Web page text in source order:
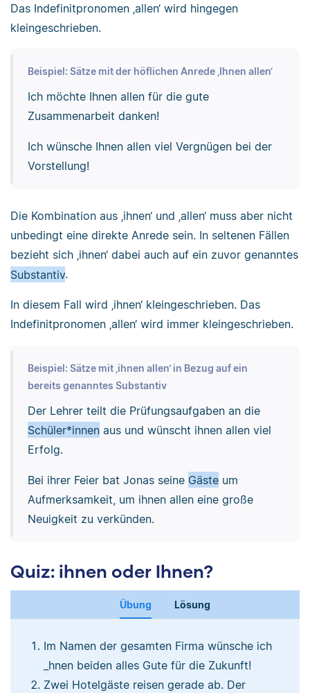
Das Indefinitpronomen ‚allen‘ wird hingegen
kleingeschrieben.
Beispiel: Sätze mit der höflichen Anrede ‚Ihnen allen‘
Ich möchte Ihnen allen für die gute
Zusammenarbeit danken!
Ich wünsche Ihnen allen viel Vergnügen bei der
Vorstellung!
Die Kombination aus ‚ihnen‘ und ‚allen‘ muss aber nicht
unbedingt eine direkte Anrede sein. In seltenen Fällen
bezieht sich ‚ihnen‘ dabei auch auf ein zuvor genanntes
Substantiv.
In diesem Fall wird ‚ihnen‘ kleingeschrieben. Das
Indefinitpronomen ‚allen‘ wird immer kleingeschrieben.
Beispiel: Sätze mit ‚ihnen allen‘ in Bezug auf ein
bereits genanntes Substantiv
Der Lehrer teilt die Prüfungsaufgaben an die
Schüler*innenaus und wünscht ihnen allen viel
Erfolg.
Bei ihrer Feier bat Jonas seine Gästeum
Aufmerksamkeit, um ihnen allen eine große
Neuigkeit zu verkünden.
Quiz: ihnen oder Ihnen?
Übung Lösung
Im Namen der gesamten Firma wünsche ich
_hnen beiden alles Gute für die Zukunft!
Zwei Hotelgäste reisen gerade ab. Der